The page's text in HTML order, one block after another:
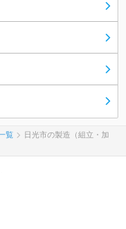
覧
日光市の製造（組立・加